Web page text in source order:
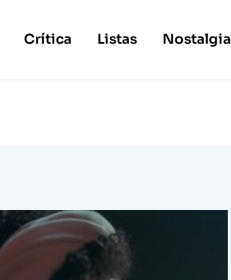
Crítica Listas Nostalgia